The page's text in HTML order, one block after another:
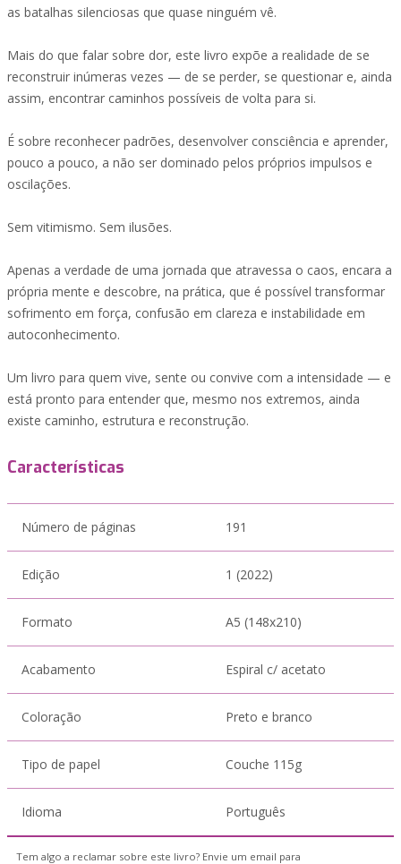
as batalhas silenciosas que quase ninguém vê.
Mais do que falar sobre dor, este livro expõe a realidade de se
reconstruir inúmeras vezes — de se perder, se questionar e, ainda
assim, encontrar caminhos possíveis de volta para si.
É sobre reconhecer padrões, desenvolver consciência e aprender,
pouco a pouco, a não ser dominado pelos próprios impulsos e
oscilações.
Sem vitimismo. Sem ilusões.
Apenas a verdade de uma jornada que atravessa o caos, encara a
própria mente e descobre, na prática, que é possível transformar
sofrimento em força, confusão em clareza e instabilidade em
autoconhecimento.
Um livro para quem vive, sente ou convive com a intensidade — e
está pronto para entender que, mesmo nos extremos, ainda
existe caminho, estrutura e reconstrução.
Características
Número de páginas 191
Edição 1 (2022)
Formato A5 (148x210)
Acabamento Espiral c/ acetato
Coloração Preto e branco
Tipo de papel Couche 115g
Idioma Português
Tem algo a reclamar sobre este livro? Envie um email para